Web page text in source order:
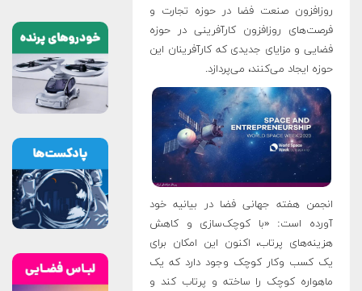
روزافزون صنعت فضا در حوزه تجارت و
فرصت‌های روزافزون کارآفرینی در حوزه
فضایی و مزایای جدیدی که کارآفرینان این
حوزه ایجاد می‌کنند، می‌پردازد.
انجمن هفته جهانی فضا در بیانیه خود
آورده است: «با کوچک‌سازی و کاهش
هزینه‌های پرتاب، اکنون این امکان برای
یک کسب‌ وکار کوچک وجود دارد که یک
ماهواره کوچک را ساخته و پرتاب کند و